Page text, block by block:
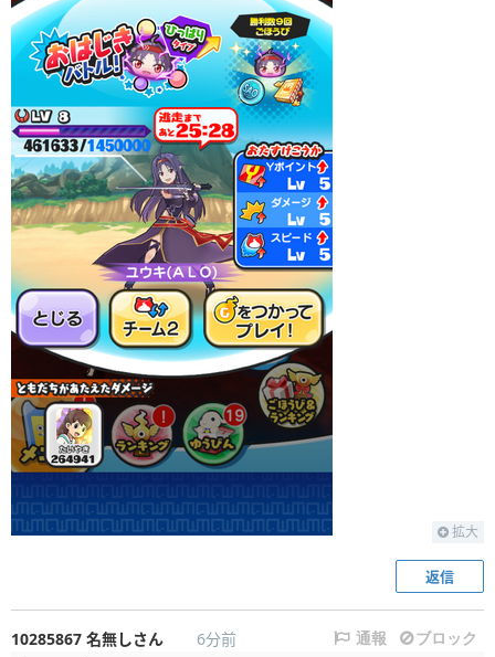
拡大
返信
10285867 名無しさん 6分前 通報 ブロック